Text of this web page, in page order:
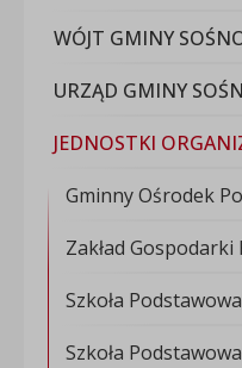
WÓJT GMINY
URZĄD GMINY
JEDNOSTKI
Gminny Ośrodek
Zakład
Szkoła
Szkoła